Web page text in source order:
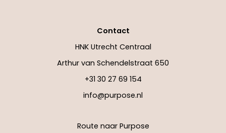
Contact
HNK Utrecht Centraal
Arthur van Schendelstraat 650
+31 30 27 69 154
info@purpose.nl
Route naar Purpose